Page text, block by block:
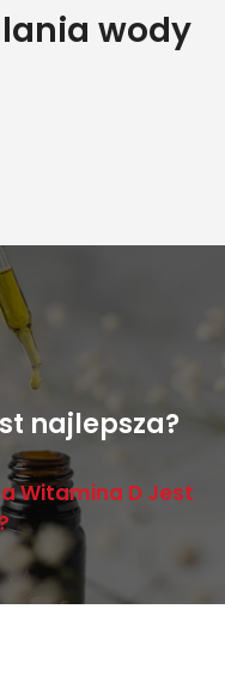
wody
najlepsza?
Witamina D Jest